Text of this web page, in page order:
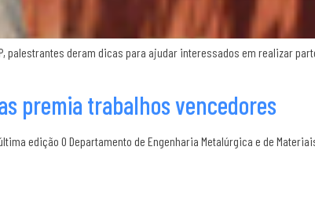
palestrantes deram dicas para ajudar interessados em realizar
premia trabalhos vencedores
edição O Departamento de Engenharia Metalúrgica e de